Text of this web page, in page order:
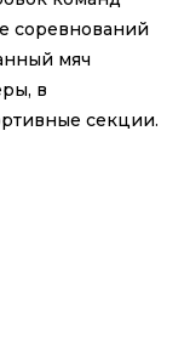
соревнований
мяч
в
секции.